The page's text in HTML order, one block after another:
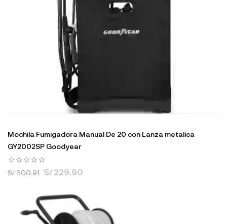
Mochila Fumigadora Manual De 20 con Lanza metalica
GY2002SP Goodyear
S/ 300.91 S/ 229.90